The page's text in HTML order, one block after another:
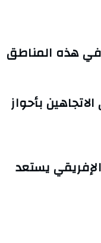
هذه المناطق
بأحواز
يستعد